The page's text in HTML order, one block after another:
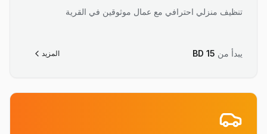
تنظيف منزلي احترافي مع عمال موثوقين في القرية
يبدأ من BD 15 المزيد